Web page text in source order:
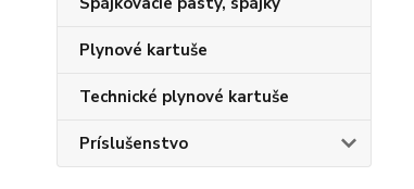
Plynové kartuše
Technické plynové kartuše
Príslušenstvo